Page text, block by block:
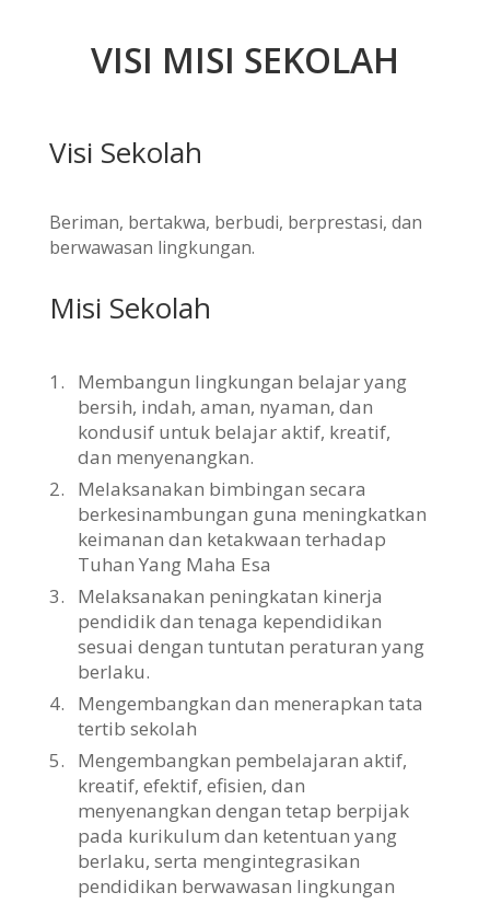
VISI MISI SEKOLAH
Visi Sekolah
Beriman, bertakwa, berbudi, berprestasi, dan
berwawasan lingkungan.
Misi Sekolah
1.
Membangun lingkungan belajar yang
bersih, indah, aman, nyaman, dan
kondusif untuk belajar aktif, kreatif,
dan menyenangkan.
2.
Melaksanakan bimbingan secara
berkesinambungan guna meningkatkan
keimanan dan ketakwaan terhadap
Tuhan Yang Maha Esa
3.
Melaksanakan peningkatan kinerja
pendidik dan tenaga kependidikan
sesuai dengan tuntutan peraturan yang
berlaku.
4.
Mengembangkan dan menerapkan tata
tertib sekolah
5.
Mengembangkan pembelajaran aktif,
kreatif, efektif, efisien, dan
menyenangkan dengan tetap berpijak
pada kurikulum dan ketentuan yang
berlaku, serta mengintegrasikan
pendidikan berwawasan lingkungan